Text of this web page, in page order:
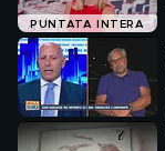
PUNTATA INTERA